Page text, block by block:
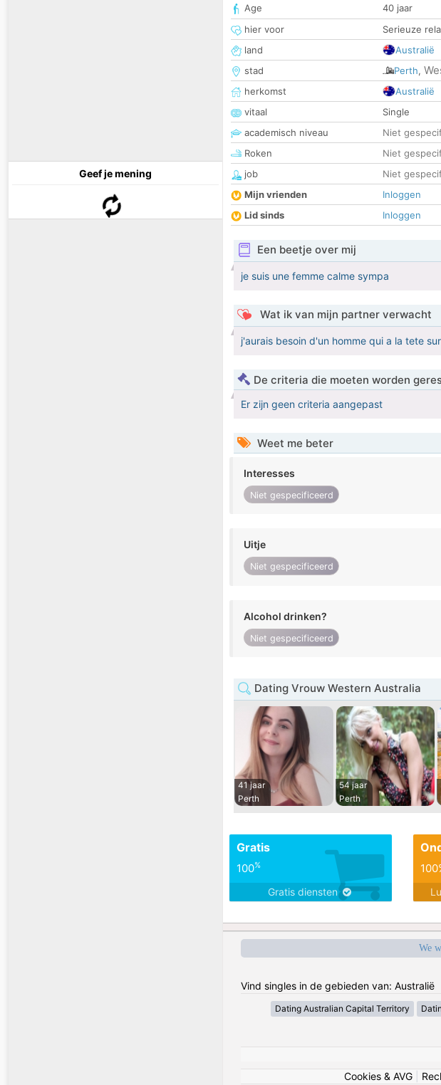
Geef je mening
Age
40 jaar
hier voor
Serieuze
land
Australië
stad
Perth,
herkomst
Australië
vitaal
Single
academisch niveau
Niet
Roken
Niet
job
Niet
Mijn vrienden
Inloggen
Lid sinds
Inloggen
Een beetje over mij
je suis une femme calme sympa
Wat ik van mijn partner verwacht
j'aurais besoin d'un homme qui a la tete
De criteria die moeten worden
Er zijn geen criteria aangepast
Weet me beter
Interesses
Niet gespecificeerd
Uitje
Niet gespecificeerd
Alcohol drinken?
Niet gespecificeerd
Dating Vrouw Western Australia
41 jaar
Perth
54 jaar
Perth
Gratis
100%
Gratis diensten
We
Vind singles in de gebieden van: Australië
Dating Australian Capital Territory
Cookies & AVG